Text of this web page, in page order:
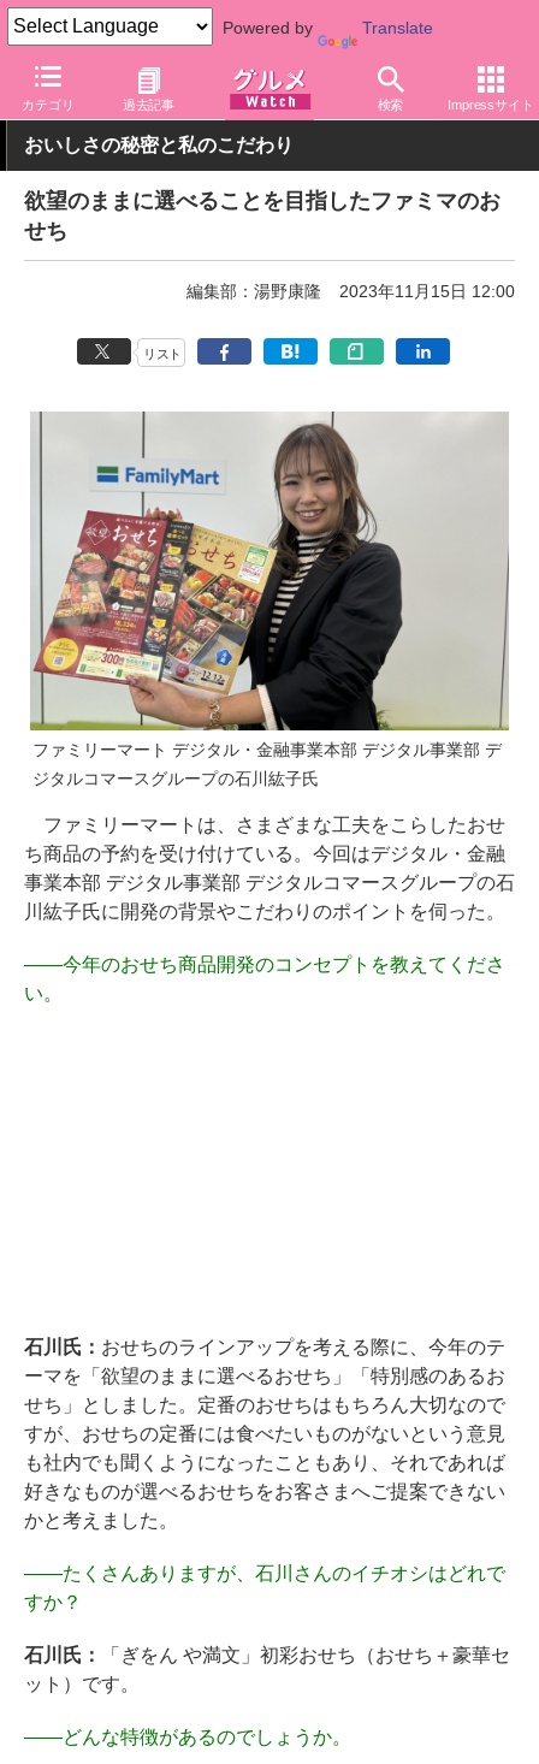
Powered by Translate
カテゴリ 過去記事 検索 Impressサイト
グルメ Watch 店舗 コンビニ ファミリーマート
おいしさの秘密と私のこだわり
欲望のままに選べることを目指したファミマのお
せち
編集部：湯野康隆 2023年11月15日 12:00
リスト
ファミリーマート デジタル・金融事業本部 デジタル事業部 デ
ジタルコマースグループの石川紘子氏
ファミリーマートは、さまざまな工夫をこらしたおせ
ち商品の予約を受け付けている。今回はデジタル・金融
事業本部 デジタル事業部 デジタルコマースグループの石
川紘子氏に開発の背景やこだわりのポイントを伺った。
――今年のおせち商品開発のコンセプトを教えてくださ
い。
石川氏： おせちのラインアップを考える際に、今年のテ
ーマを「欲望のままに選べるおせち」「特別感のあるお
せち」としました。定番のおせちはもちろん大切なので
すが、おせちの定番には食べたいものがないという意見
も社内でも聞くようになったこともあり、それであれば
好きなものが選べるおせちをお客さまへご提案できない
かと考えました。
――たくさんありますが、石川さんのイチオシはどれで
すか？
石川氏：
「ぎをん や満文」初彩おせち（おせち＋豪華セ
ット）です。
――どんな特徴があるのでしょうか。